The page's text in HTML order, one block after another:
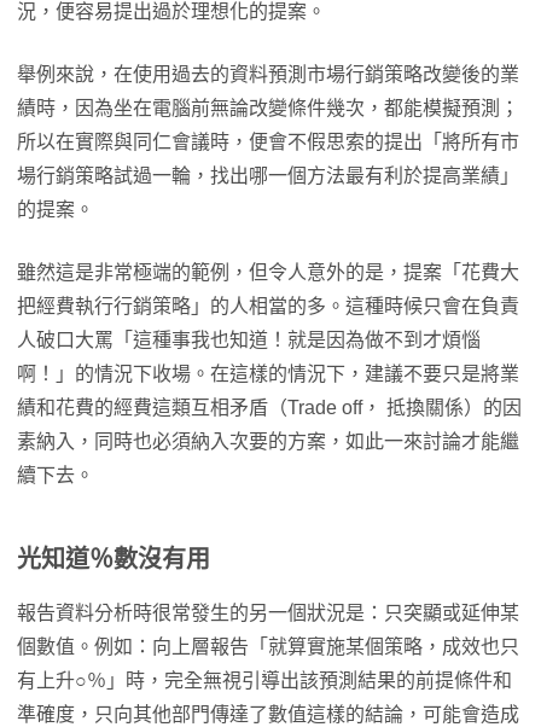
況，便容易提出過於理想化的提案。
舉例來說，在使用過去的資料預測市場行銷策略改變後的業
績時，因為坐在電腦前無論改變條件幾次，都能模擬預測；
所以在實際與同仁會議時，便會不假思索的提出「將所有市
場行銷策略試過一輪，找出哪一個方法最有利於提高業績」
的提案。
雖然這是非常極端的範例，但令人意外的是，提案「花費大
把經費執行行銷策略」的人相當的多。這種時候只會在負責
人破口大罵「這種事我也知道！就是因為做不到才煩惱
啊！」的情況下收場。在這樣的情況下，建議不要只是將業
績和花費的經費這類互相矛盾（Trade off， 抵換關係）的因
素納入，同時也必須納入次要的方案，如此一來討論才能繼
續下去。
光知道％數沒有用
報告資料分析時很常發生的另一個狀況是：只突顯或延伸某
個數值。例如：向上層報告「就算實施某個策略，成效也只
有上升○％」時，完全無視引導出該預測結果的前提條件和
準確度，只向其他部門傳達了數值這樣的結論，可能會造成